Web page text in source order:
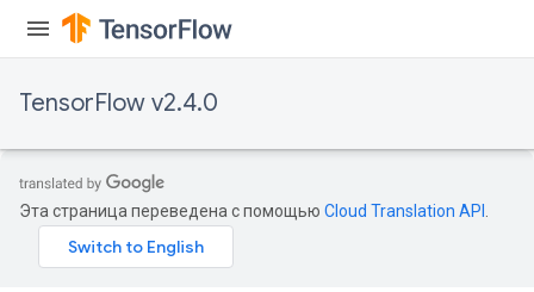
TensorFlow v2.4.0
Эта страница переведена с помощью Cloud Translation API